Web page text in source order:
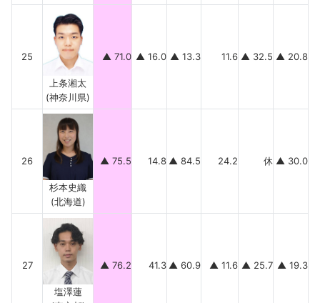
25
上条湘太
(神奈川県)
▲ 71.0 ▲ 16.0 ▲ 13.3 11.6 ▲ 32.5 ▲ 20.8
26
杉本史織
(北海道)
▲ 75.5 14.8 ▲ 84.5 24.2 休 ▲ 30.0
27
塩澤蓮
▲ 76.2 41.3 ▲ 60.9 ▲ 11.6 ▲ 25.7 ▲ 19.3